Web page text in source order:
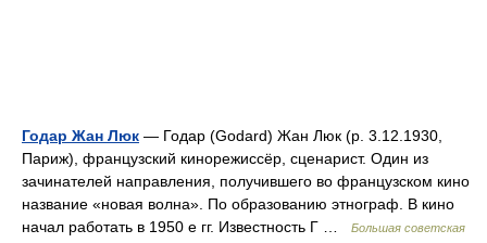
Годар Жан Люк — Годар (Godard) Жан Люк (р. 3.12.1930,
Париж), французский кинорежиссёр, сценарист. Один из
зачинателей направления, получившего во французском кино
название «новая волна». По образованию этнограф. В кино
начал работать в 1950 е гг. Известность Г …
Большая советская